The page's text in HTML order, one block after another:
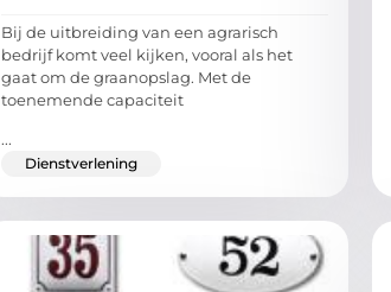
Bij de uitbreiding van een agrarisch
bedrijf komt veel kijken, vooral als het
gaat om de graanopslag. Met de
toenemende capaciteit
...
Dienstverlening